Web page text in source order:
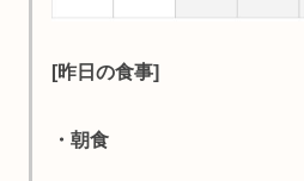
[昨日の食事]
・朝食